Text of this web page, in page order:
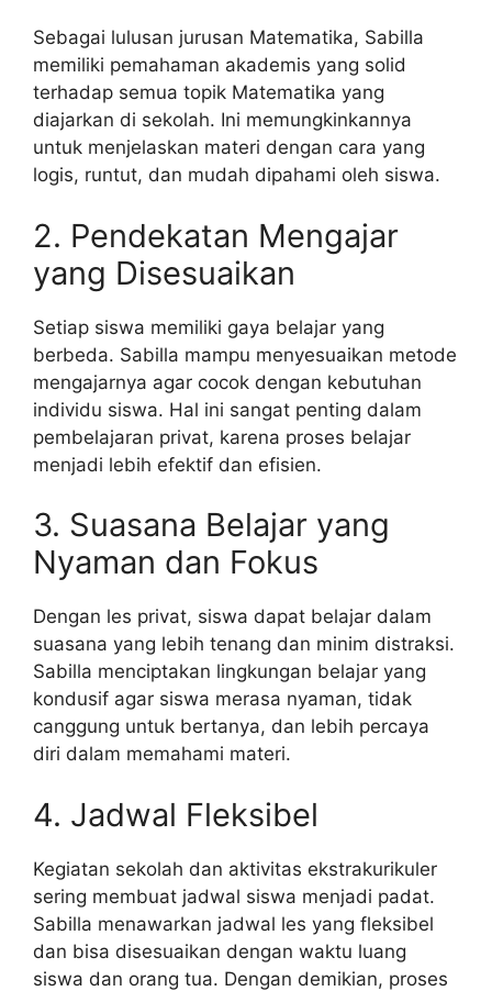
Sebagai lulusan jurusan Matematika, Sabilla
memiliki pemahaman akademis yang solid
terhadap semua topik Matematika yang
diajarkan di sekolah. Ini memungkinkannya
untuk menjelaskan materi dengan cara yang
logis, runtut, dan mudah dipahami oleh siswa.
2. Pendekatan Mengajar
yang Disesuaikan
Setiap siswa memiliki gaya belajar yang
berbeda. Sabilla mampu menyesuaikan metode
mengajarnya agar cocok dengan kebutuhan
individu siswa. Hal ini sangat penting dalam
pembelajaran privat, karena proses belajar
menjadi lebih efektif dan efisien.
3. Suasana Belajar yang
Nyaman dan Fokus
Dengan les privat, siswa dapat belajar dalam
suasana yang lebih tenang dan minim distraksi.
Sabilla menciptakan lingkungan belajar yang
kondusif agar siswa merasa nyaman, tidak
canggung untuk bertanya, dan lebih percaya
diri dalam memahami materi.
4. Jadwal Fleksibel
Kegiatan sekolah dan aktivitas ekstrakurikuler
sering membuat jadwal siswa menjadi padat.
Sabilla menawarkan jadwal les yang fleksibel
dan bisa disesuaikan dengan waktu luang
siswa dan orang tua. Dengan demikian, proses